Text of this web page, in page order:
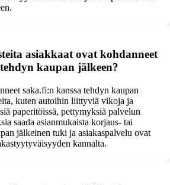
asiakkaat ovat kohdanneet
kaupan jälkeen?
saka.fi:n kanssa tehdyn kaupan
kuten autoihin liittyviä vikoja ja
paperitöissä, pettymyksiä palvelun
saada asianmukaista korjaus- tai
jälkeinen tuki ja asiakaspalvelu ovat
kannalta.